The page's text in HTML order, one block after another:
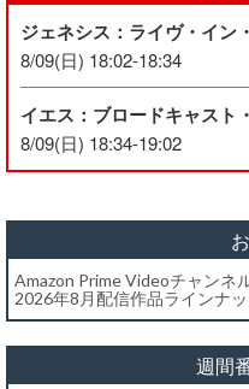
ジェネシス：ライヴ・イン
8/09(日) 18:02-18:34
イエス：ブロードキャスト
8/09(日) 18:34-19:02
Amazon Prime Videoチャンネ
2026年8月配信作品ラインナ
週間